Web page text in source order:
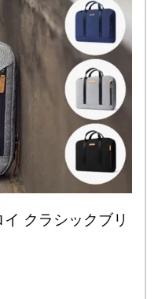
イ クラシックブリ